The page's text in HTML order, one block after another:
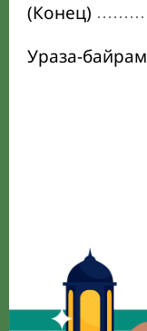
(Конец)
Ураза-байрам